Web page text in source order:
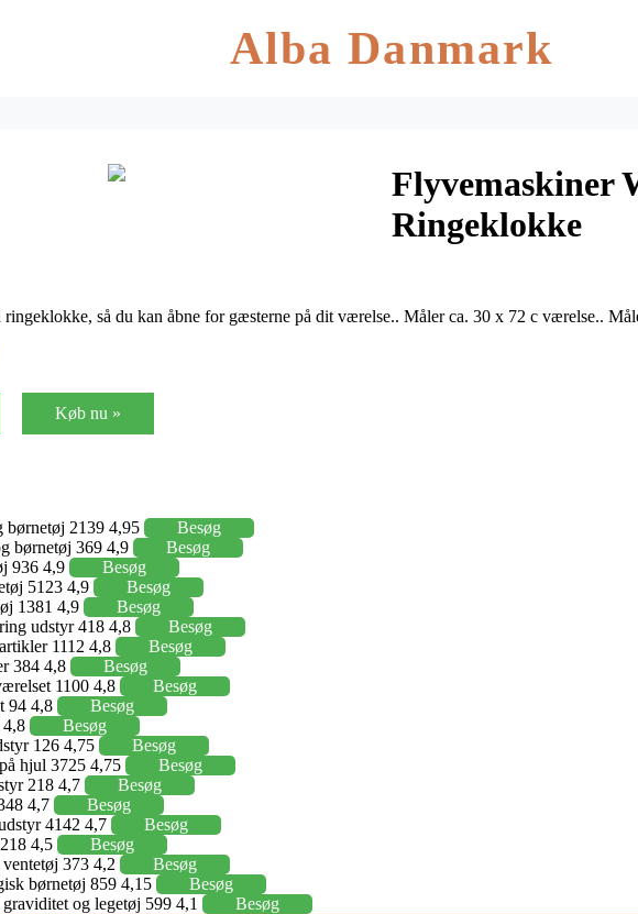
Alba Danmark
Flyvemaskiner
Ringeklokke
ringeklokke, så du kan åbne for gæsterne på dit værelse.. Måler ca. 30 x 72 c værelse..
Køb nu »
børnetøj 2139 4,95
Besøg
børnetøj 369 4,9
Besøg
936 4,9
Besøg
5123 4,9
Besøg
1381 4,9
Besøg
udstyr 418 4,8
Besøg
1112 4,8
Besøg
384 4,8
Besøg
1100 4,8
Besøg
94 4,8
Besøg
Besøg
126 4,75
Besøg
hjul 3725 4,75
Besøg
218 4,7
Besøg
4,7
Besøg
4142 4,7
Besøg
4,5
Besøg
373 4,2
Besøg
børnetøj 859 4,15
Besøg
og legetøj 599 4,1
Besøg